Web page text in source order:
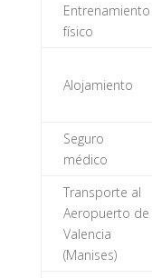
Entrenamiento
físico
Alojamiento
Seguro
médico
Transporte al
Aeropuerto de
Valencia
(Manises)